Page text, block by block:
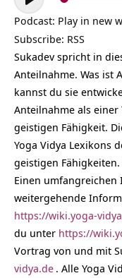
Player
Podcast: Play in new
Subscribe: RSS
Sukadev spricht in
Anteilnahme. Was ist
kannst du sie
Anteilnahme als
geistigen Fähigkeit.
Yoga Vidya Lexikons
geistigen
Einen
weitergehende
https://wiki.yoga-
du unter https://
Vortrag von und mit
vidya.de . Alle Yoga